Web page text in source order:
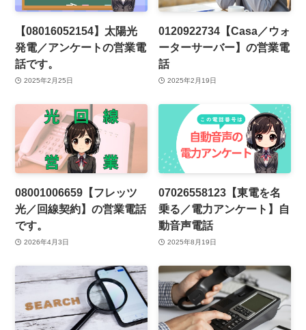
【08016052154】太陽光
発電／アンケートの営業電
話です。
2025年2月25日
0120922734【Casa／ウォ
ーターサーバー】の営業電
話
2025年2月19日
08001006659【フレッツ
光／回線契約】の営業電話
です。
2026年4月3日
07026558123【東電を名
乗る／電力アンケート】自
動音声電話
2025年8月19日